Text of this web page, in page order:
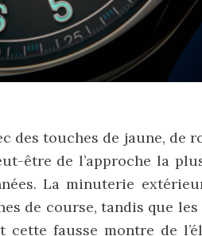
des touches de jaune, de
être de l’approche la
La minuterie
de course, tandis que
fausse montre de